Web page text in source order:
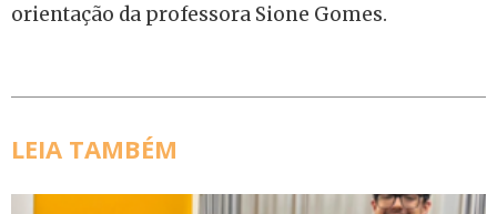
orientação da professora Sione Gomes.
LEIA TAMBÉM